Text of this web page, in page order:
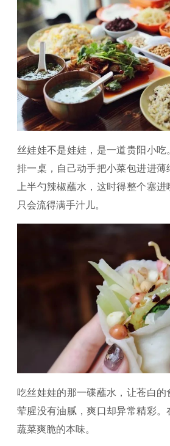
丝娃娃不是娃娃，是一道贵阳小
排一桌，自己动手把小菜包进进
上半勺辣椒蘸水，这时得整个塞
只会流得满手汁儿。
吃丝娃娃的那一碟蘸水，让苍白
荤腥没有油腻，爽口却异常精彩。
蔬菜爽脆的本味。